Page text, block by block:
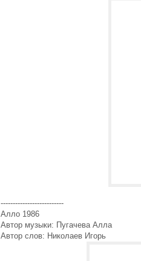
--------------------------
Алло 1986
Автор музыки: Пугачева Алла
Автор слов: Николаев Игорь